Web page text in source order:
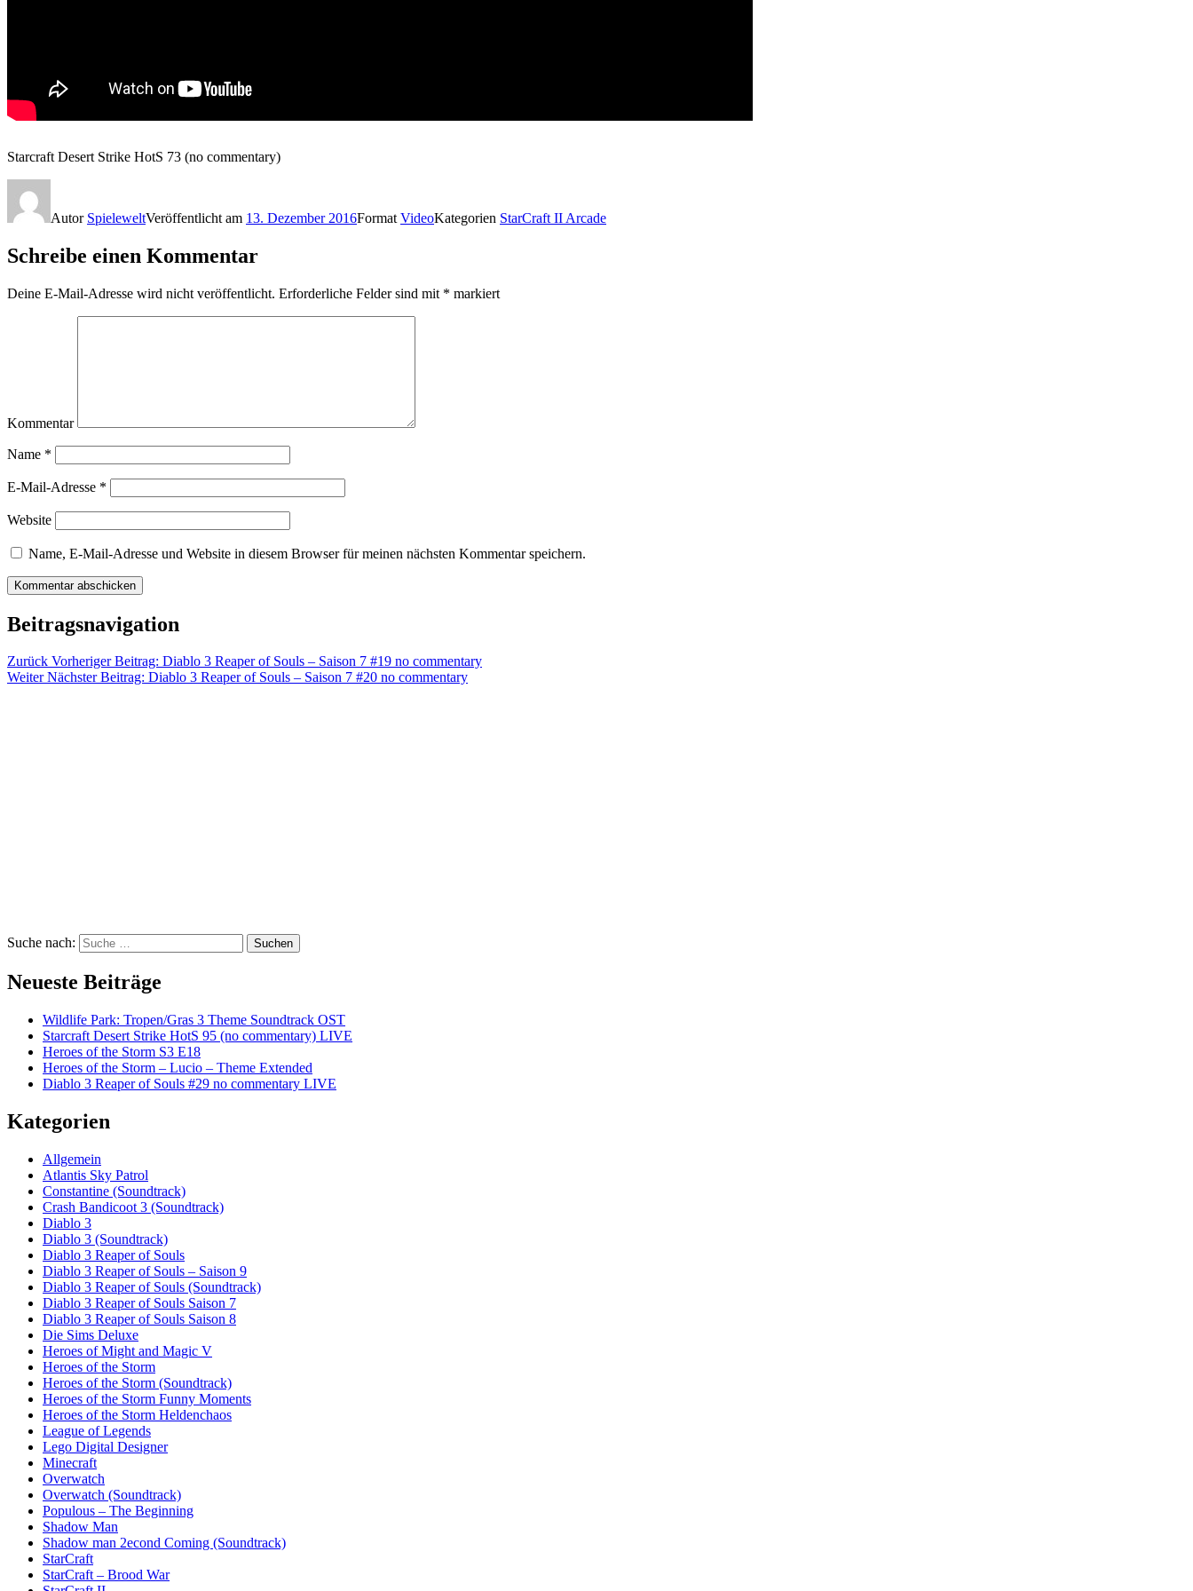
Starcraft Desert Strike HotS 73 (no commentary)
Autor SpieleweltVeröffentlicht am 13. Dezember 2016Format VideoKategorien StarCraft II Arcade
Schreibe einen Kommentar
Deine E-Mail-Adresse wird nicht veröffentlicht. Erforderliche Felder sind mit * markiert
Kommentar
Name *
E-Mail-Adresse *
Website
Name, E-Mail-Adresse und Website in diesem Browser für meinen nächsten Kommentar speichern.
Beitragsnavigation
Zurück Vorheriger Beitrag: Diablo 3 Reaper of Souls – Saison 7 #19 no commentary
Weiter Nächster Beitrag: Diablo 3 Reaper of Souls – Saison 7 #20 no commentary
Suche nach: Suchen
Neueste Beiträge
Wildlife Park: Tropen/Gras 3 Theme Soundtrack OST
Starcraft Desert Strike HotS 95 (no commentary) LIVE
Heroes of the Storm S3 E18
Heroes of the Storm – Lucio – Theme Extended
Diablo 3 Reaper of Souls #29 no commentary LIVE
Kategorien
Allgemein
Atlantis Sky Patrol
Constantine (Soundtrack)
Crash Bandicoot 3 (Soundtrack)
Diablo 3
Diablo 3 (Soundtrack)
Diablo 3 Reaper of Souls
Diablo 3 Reaper of Souls – Saison 9
Diablo 3 Reaper of Souls (Soundtrack)
Diablo 3 Reaper of Souls Saison 7
Diablo 3 Reaper of Souls Saison 8
Die Sims Deluxe
Heroes of Might and Magic V
Heroes of the Storm
Heroes of the Storm (Soundtrack)
Heroes of the Storm Funny Moments
Heroes of the Storm Heldenchaos
League of Legends
Lego Digital Designer
Minecraft
Overwatch
Overwatch (Soundtrack)
Populous – The Beginning
Shadow Man
Shadow man 2econd Coming (Soundtrack)
StarCraft
StarCraft – Brood War